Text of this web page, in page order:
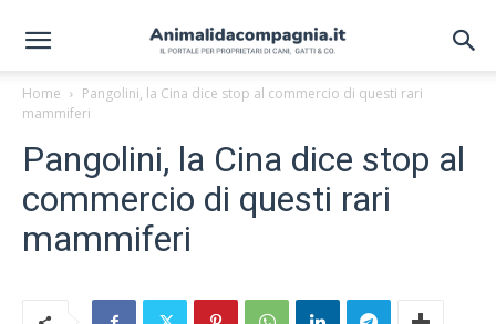
Home
Pangolini, la Cina dice stop al commercio di questi rari
mammiferi
Pangolini, la Cina dice stop al
commercio di questi rari
mammiferi